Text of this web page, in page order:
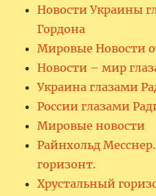
Новости Украины
Гордона
Мировые Новости
Новости – мир
Украина глазами
России глазами
Мировые новости
Райнхольд
горизонт.
Хрустальный